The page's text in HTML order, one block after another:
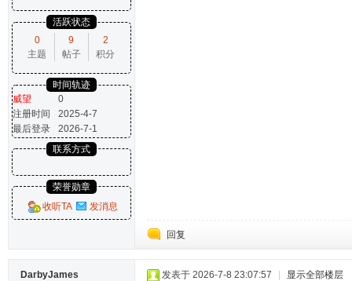
活跃状态
0
主题
9
帖子
2
积分
时间轨迹
威望
0
注册时间
2025-4-7
最后登录
2026-7-1
联系方式
荣誉勋章
收听TA
发消息
回复
DarbyJames 发表于 2026-7-8 23:07:57 显示全部楼层